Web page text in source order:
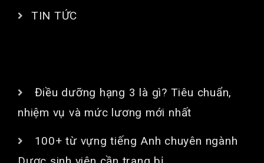
TIN TỨC
Điều dưỡng hạng 3 là gì? Tiêu chuẩn,
nhiệm vụ và mức lương mới nhất
100+ từ vựng tiếng Anh chuyên ngành